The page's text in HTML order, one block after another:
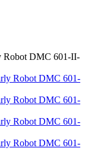
Robot DMC 601-II-